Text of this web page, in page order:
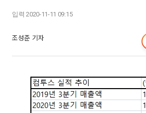
입력 2020-11-11 09:15
조성준 기자